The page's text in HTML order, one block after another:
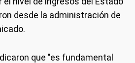
desde la administración de
que "es fundamental